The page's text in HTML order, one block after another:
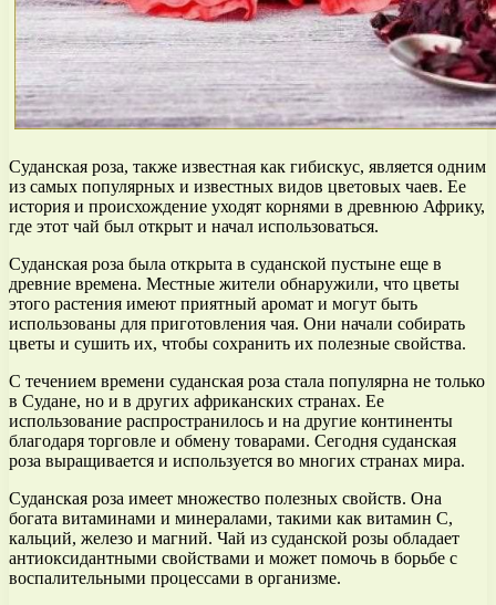
Суданская роза, также известная как гибискус, является одним
из самых популярных и известных видов цветовых чаев. Ее
история и происхождение уходят корнями в древнюю Африку,
где этот чай был открыт и начал использоваться.
Суданская роза была открыта в суданской пустыне еще в
древние времена. Местные жители обнаружили, что цветы
этого растения имеют приятный аромат и могут быть
использованы для приготовления чая. Они начали собирать
цветы и сушить их, чтобы сохранить их полезные свойства.
С течением времени суданская роза стала популярна не только
в Судане, но и в других африканских странах. Ее
использование распространилось и на другие континенты
благодаря торговле и обмену товарами. Сегодня суданская
роза выращивается и используется во многих странах мира.
Суданская роза имеет множество полезных свойств. Она
богата витаминами и минералами, такими как витамин С,
кальций, железо и магний. Чай из суданской розы обладает
антиоксидантными свойствами и может помочь в борьбе с
воспалительными процессами в организме.